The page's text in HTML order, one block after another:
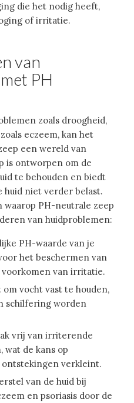
die het nodig heeft,
of irritatie.
van
PH
zoals droogheid,
eczeem, kan het
een wereld van
is ontworpen om de
te behouden en biedt
huid niet verder belast.
PH-neutrale zeep
van huidproblemen:
PH-waarde van je
het beschermen van
van irritatie.
vocht vast te houden,
schilfering worden
vrij van irriterende
wat de kans op
verkleint.
van de huid bij
en psoriasis door de